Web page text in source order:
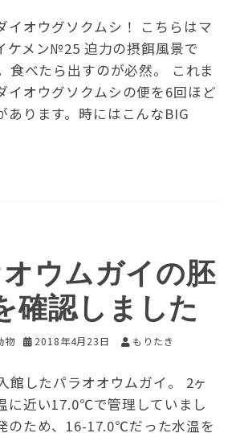
イオウグソクムシ！ こちらはマ
ケメン№25 迫力の摂餌風景で
食べたら出すのが必然。 これま
イオウグソクムシの便を6回ほど
あります。時にはこんなBIG
ウムガイの胚
確認しました
物 2018年4月23日 もりたき
館したパラオオウムガイ。 2ヶ
に近い17.0℃で管理していまし
のため、16-17.0℃だった水温を